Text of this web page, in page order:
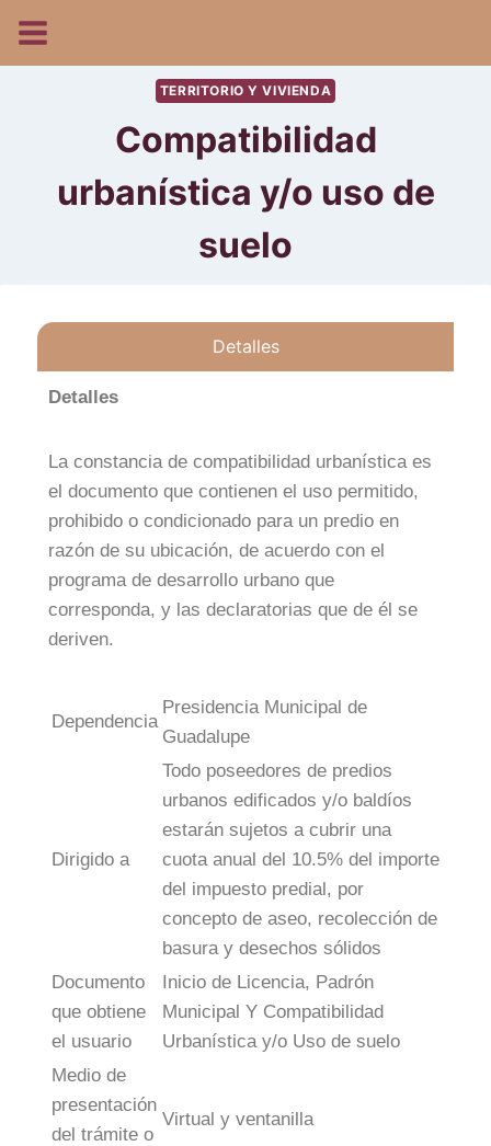
TERRITORIO Y VIVIENDA
Compatibilidad
urbanística y/o uso de
suelo
Detalles
Detalles
La constancia de compatibilidad urbanística es
el documento que contienen el uso permitido,
prohibido o condicionado para un predio en
razón de su ubicación, de acuerdo con el
programa de desarrollo urbano que
corresponda, y las declaratorias que de él se
deriven.
Dependencia
Presidencia Municipal de
Guadalupe
Dirigido a
Todo poseedores de predios
urbanos edificados y/o baldíos
estarán sujetos a cubrir una
cuota anual del 10.5% del importe
del impuesto predial, por
concepto de aseo, recolección de
basura y desechos sólidos
Documento
que obtiene
el usuario
Inicio de Licencia, Padrón
Municipal Y Compatibilidad
Urbanística y/o Uso de suelo
Medio de
presentación
del trámite o
Virtual y ventanilla